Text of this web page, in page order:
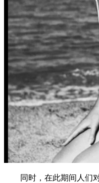
同时，在此期间人们对